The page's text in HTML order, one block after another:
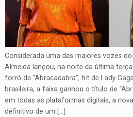
Considerada uma das maiores vozes
Almeida lançou, na noite da última
forró de “Abracadabra”, hit de Lady
brasileira, a faixa ganhou o título de
em todas as plataformas digitais, a
definitivo de um […]